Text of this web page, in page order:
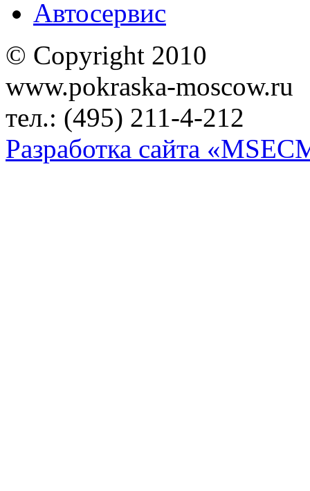
Автосервис
© Copyright 2010
www.pokraska-moscow.ru
тел.: (495) 211-4-212
Разработка сайта